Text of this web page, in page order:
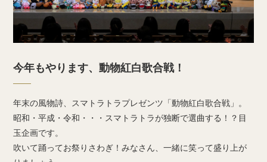
今年もやります、動物紅白歌合戦！
年末の風物詩、スマトラトラプレゼンツ「動物紅白歌合戦」。
昭和・平成・令和・・・スマトラトラが独断で選曲する！？目
玉企画です。
吹いて踊ってお祭りさわぎ！みなさん、一緒に笑って盛り上が